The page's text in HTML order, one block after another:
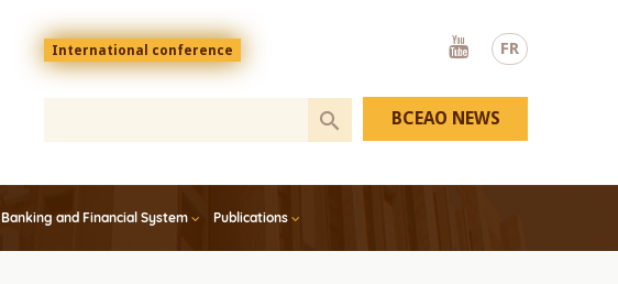
FR
Menu
top
En
International conference
Youtube
Banking and Financial System Publications
BCEAO NEWS